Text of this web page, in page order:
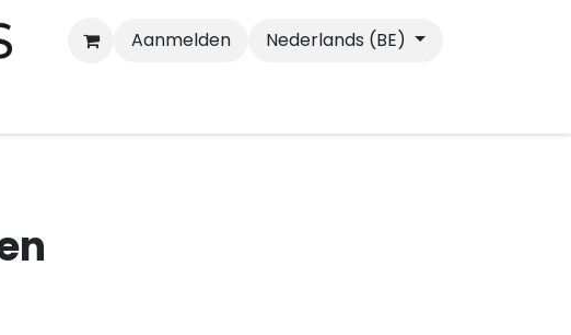
Aanmelden
Nederlands (BE)